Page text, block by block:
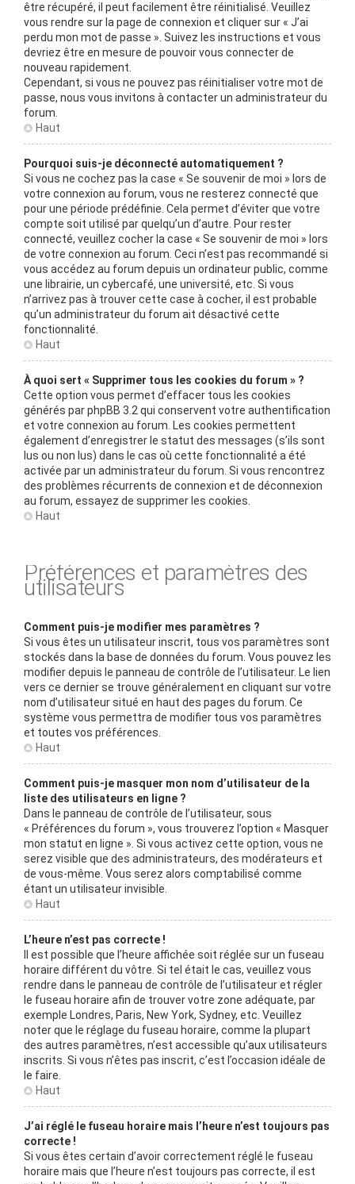
être récupéré, il peut facilement être réinitialisé. Veuillez
vous rendre sur la page de connexion et cliquer sur « J’ai
perdu mon mot de passe ». Suivez les instructions et vous
devriez être en mesure de pouvoir vous connecter de
nouveau rapidement.
Cependant, si vous ne pouvez pas réinitialiser votre mot de
passe, nous vous invitons à contacter un administrateur du
forum.
Haut
Pourquoi suis-je déconnecté automatiquement ?
Si vous ne cochez pas la case « Se souvenir de moi » lors de
votre connexion au forum, vous ne resterez connecté que
pour une période prédéfinie. Cela permet d’éviter que votre
compte soit utilisé par quelqu’un d’autre. Pour rester
connecté, veuillez cocher la case « Se souvenir de moi » lors
de votre connexion au forum. Ceci n’est pas recommandé si
vous accédez au forum depuis un ordinateur public, comme
une librairie, un cybercafé, une université, etc. Si vous
n’arrivez pas à trouver cette case à cocher, il est probable
qu’un administrateur du forum ait désactivé cette
fonctionnalité.
Haut
À quoi sert « Supprimer tous les cookies du forum » ?
Cette option vous permet d’effacer tous les cookies
générés par phpBB 3.2 qui conservent votre authentification
et votre connexion au forum. Les cookies permettent
également d’enregistrer le statut des messages (s’ils sont
lus ou non lus) dans le cas où cette fonctionnalité a été
activée par un administrateur du forum. Si vous rencontrez
des problèmes récurrents de connexion et de déconnexion
au forum, essayez de supprimer les cookies.
Haut
Préférences et paramètres des
utilisateurs
Comment puis-je modifier mes paramètres ?
Si vous êtes un utilisateur inscrit, tous vos paramètres sont
stockés dans la base de données du forum. Vous pouvez les
modifier depuis le panneau de contrôle de l’utilisateur. Le lien
vers ce dernier se trouve généralement en cliquant sur votre
nom d’utilisateur situé en haut des pages du forum. Ce
système vous permettra de modifier tous vos paramètres
et toutes vos préférences.
Haut
Comment puis-je masquer mon nom d’utilisateur de la
liste des utilisateurs en ligne ?
Dans le panneau de contrôle de l’utilisateur, sous
« Préférences du forum », vous trouverez l’option « Masquer
mon statut en ligne ». Si vous activez cette option, vous ne
serez visible que des administrateurs, des modérateurs et
de vous-même. Vous serez alors comptabilisé comme
étant un utilisateur invisible.
Haut
L’heure n’est pas correcte !
Il est possible que l’heure affichée soit réglée sur un fuseau
horaire différent du vôtre. Si tel était le cas, veuillez vous
rendre dans le panneau de contrôle de l’utilisateur et régler
le fuseau horaire afin de trouver votre zone adéquate, par
exemple Londres, Paris, New York, Sydney, etc. Veuillez
noter que le réglage du fuseau horaire, comme la plupart
des autres paramètres, n’est accessible qu’aux utilisateurs
inscrits. Si vous n’êtes pas inscrit, c’est l’occasion idéale de
le faire.
Haut
J’ai réglé le fuseau horaire mais l’heure n’est toujours pas
correcte !
Si vous êtes certain d’avoir correctement réglé le fuseau
horaire mais que l’heure n’est toujours pas correcte, il est